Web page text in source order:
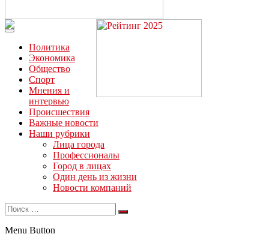
Читайте последние новости дня в Тульской области на сайте
“ЗаНовомосковск”
Политика
Экономика
Общество
Спорт
Мнения и
интервью
Происшествия
Важные новости
Наши рубрики
Лица города
Профессионалы
Город в лицах
Один день из жизни
Новости компаний
Menu Button